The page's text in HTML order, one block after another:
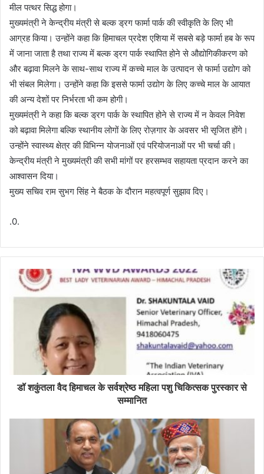
मील पत्थर सिद्ध होगा।
मुख्यमंत्री ने केन्द्रीय मंत्री से बल्क ड्रग फार्मा पार्क की स्वीकृति के लिए भी
आग्रह किया। उन्होंने कहा कि हिमाचल प्रदेश एशिया में सबसे बड़े फार्मा हब के रूप
में जाना जाता है तथा राज्य में बल्क ड्रग पार्क स्थापित होने से औद्योगिकीकरण को
और बढ़ावा मिलने के साथ-साथ राज्य में कच्चे माल के उत्पादन से फार्मा उद्योग को
भी संबल मिलेगा। उन्होंने कहा कि इससे फार्मा उद्योग के लिए कच्चे माल के आयात
की अन्य देशों पर निर्भरता भी कम होगी।
मुख्यमंत्री ने कहा कि बल्क ड्रग पार्क के स्थापित होने से राज्य में न केवल निवेश
को बढ़ावा मिलेगा बल्कि स्थानीय लोगों के लिए रोज़गार के अवसर भी सृजित होंगे।
उन्होंने स्वास्थ्य क्षेत्र की विभिन्न योजनाओं एवं परियोजनाओं पर भी चर्चा की।
केन्द्रीय मंत्री ने मुख्यमंत्री की सभी मांगों पर हरसम्भव सहायता प्रदान करने का
आश्वासन दिया।
मुख्य सचिव राम सुभग सिंह ने बैठक के दौरान महत्वपूर्ण सुझाव दिए।
.0.
डॉ शकुंतला वैद हिमाचल के सर्वश्रेष्ठ महिला पशु चिकित्सक पुरस्कार से
सम्मानित